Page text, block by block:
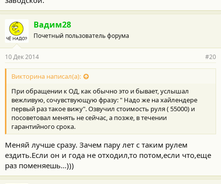
Вадим28
Почетный пользователь форума
10 Дек 2014 #20
Викторина написал(а):
При обращении к ОД, как обычно это и бывает, услышал
вежливую, сочувствующую фразу: " Надо же на хайлендере
первый раз такое вижу". Озвучил стоимость руля ( 55000) и
посоветовал менять не сейчас, а позже, в течении
гарантийного срока.
Меняй лучше сразу. Зачем пару лет с таким рулем
ездить.Если он и года не отходил,то потом,если что,еще
раз поменяешь...)))